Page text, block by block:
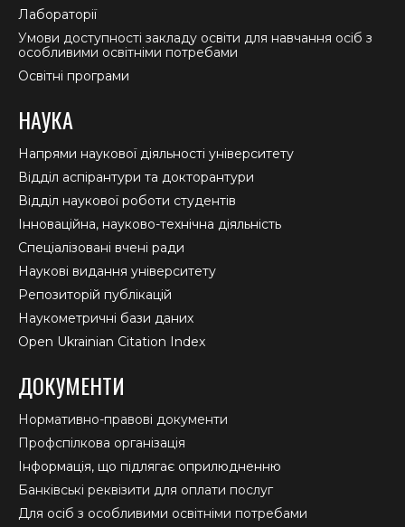
Лабораторії
Умови доступності закладу освіти для навчання осіб з
особливими освітніми потребами
Освітні програми
НАУКА
Напрями наукової діяльності університету
Відділ аспірантури та докторантури
Відділ наукової роботи студентів
Інноваційна, науково-технічна діяльність
Спеціалізовані вчені ради
Наукові видання університету
Репозиторій публікацій
Наукометричні бази даних
Open Ukrainian Citation Index
ДОКУМЕНТИ
Нормативно-правові документи
Профспілкова організація
Інформація, що підлягає оприлюдненню
Банківські реквізити для оплати послуг
Для осіб з особливими освітніми потребами